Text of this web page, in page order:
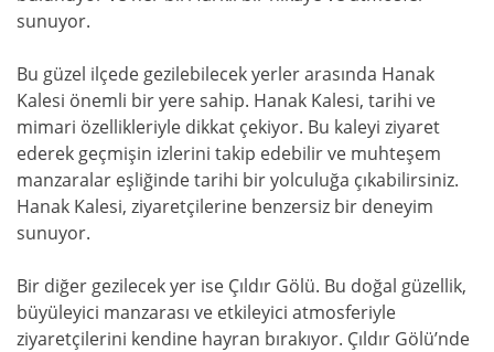
sunuyor.
Bu güzel ilçede gezilebilecek yerler arasında Hanak
Kalesi önemli bir yere sahip. Hanak Kalesi, tarihi ve
mimari özellikleriyle dikkat çekiyor. Bu kaleyi ziyaret
ederek geçmişin izlerini takip edebilir ve muhteşem
manzaralar eşliğinde tarihi bir yolculuğa çıkabilirsiniz.
Hanak Kalesi, ziyaretçilerine benzersiz bir deneyim
sunuyor.
Bir diğer gezilecek yer ise Çıldır Gölü. Bu doğal güzellik,
büyüleyici manzarası ve etkileyici atmosferiyle
ziyaretçilerini kendine hayran bırakıyor. Çıldır Gölü’nde